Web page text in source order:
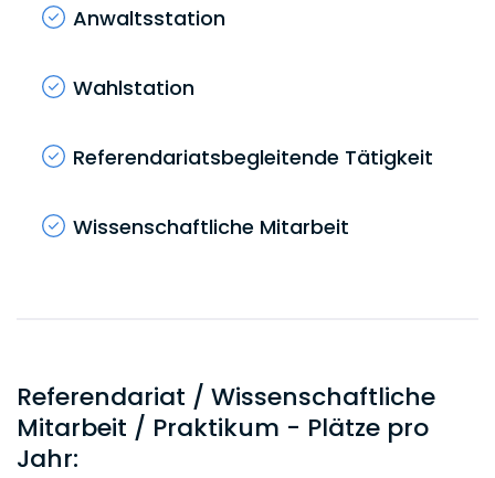
Anwaltsstation
Wahlstation
Referendariatsbegleitende Tätigkeit
Wissenschaftliche Mitarbeit
Referendariat / Wissenschaftliche
Mitarbeit / Praktikum - Plätze pro
Jahr: